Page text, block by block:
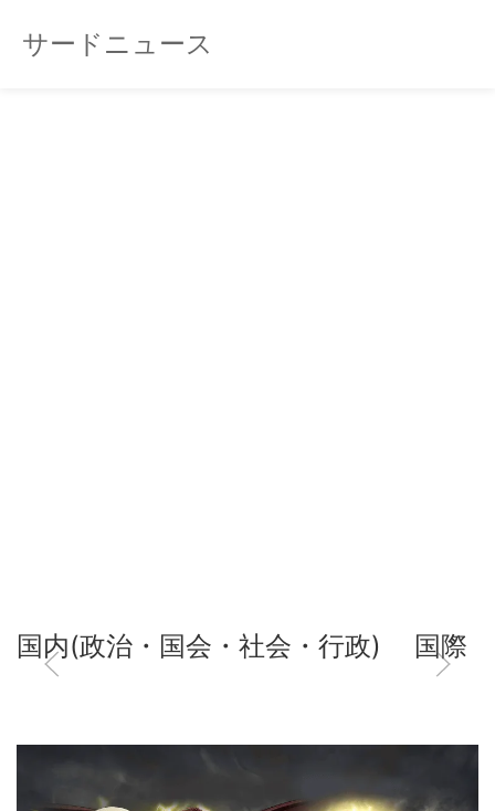
サードニュース
国内(政治・国会・社会・行政) 国際